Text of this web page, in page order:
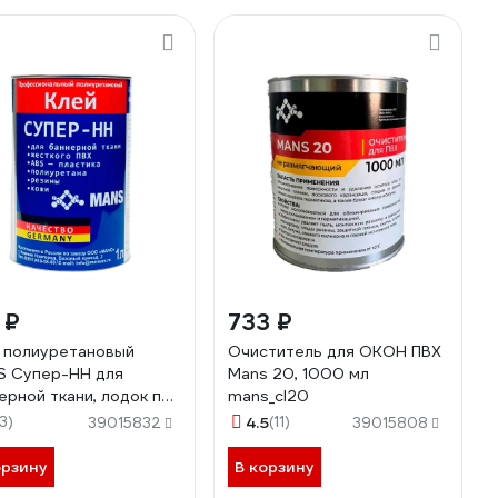
₽
Супер-НН для
ткани, лодок пвх,
канистра 1л mans_nn
39015832
733 ₽
Очиститель для ОКОН ПВХ
Mans 20, 1000 мл
mans_cl20
4.5(11) 39015808
В корзину